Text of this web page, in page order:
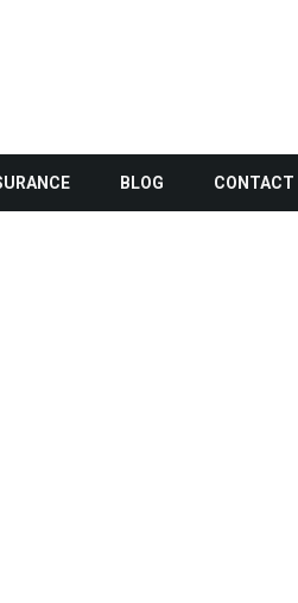
BLOG CONTACT